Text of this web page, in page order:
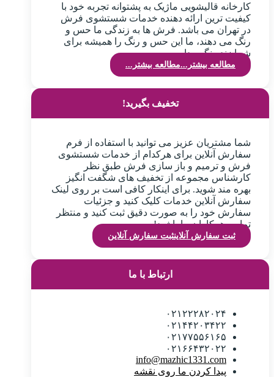
کارخانه قالیشویی ماژیک به پشتوانه تجربه خود با
کیفیت ترین ارائه دهنده خدمات شستشوی فرش
در تهران می باشد. فرش ها به زندگی ما حس و
رنگ می دهند، ما این حس و رنگ را همیشه برای
شما زنده نگهمیداریم.
مطالعه بیشتر...مطالعه بیشتر...
تخفیف بگیرید!
شما مشتریان عزیز می توانید با استفاده از فرم
سفارش آنلاین برای هرکدام از خدمات شستشوی
فرش و ترمیم و باز سازی فرش طبق نظر
کارشناس مجموعه از تخفیف های شگفت انگیز
بهره مند شوید. برای اینکار کافی است بر روی لینک
سفارش آنلاین خدمات کلیک کنید و جزئیات
سفارش خود را به صورت دقیق ثبت کنید و منتظر
تماس همکاران ما باشید!
ثبت سفارش آنلاینثبت سفارش آنلاین
ارتباط با ما
۰۲۱۲۲۲۸۲۰۲۴
۰۲۱۴۴۲۰۳۴۲۲
۰۲۱۷۷۵۵۶۱۶۵
۰۲۱۶۶۴۳۲۰۲۲
info@mazhic1331.com
پیدا کردن ما روی نقشه